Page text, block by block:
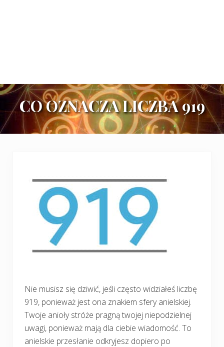
CO OZNACZA LICZBA 919
Nie musisz się dziwić, jeśli często widziałeś liczbę
919, ponieważ jest ona znakiem sfery anielskiej.
Twoje anioły stróże pragną twojej niepodzielnej
uwagi, ponieważ mają dla ciebie wiadomość. To
anielskie przesłanie odkryjesz dopiero po